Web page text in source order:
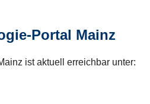
Portal Mainz
ist aktuell erreichbar unter: